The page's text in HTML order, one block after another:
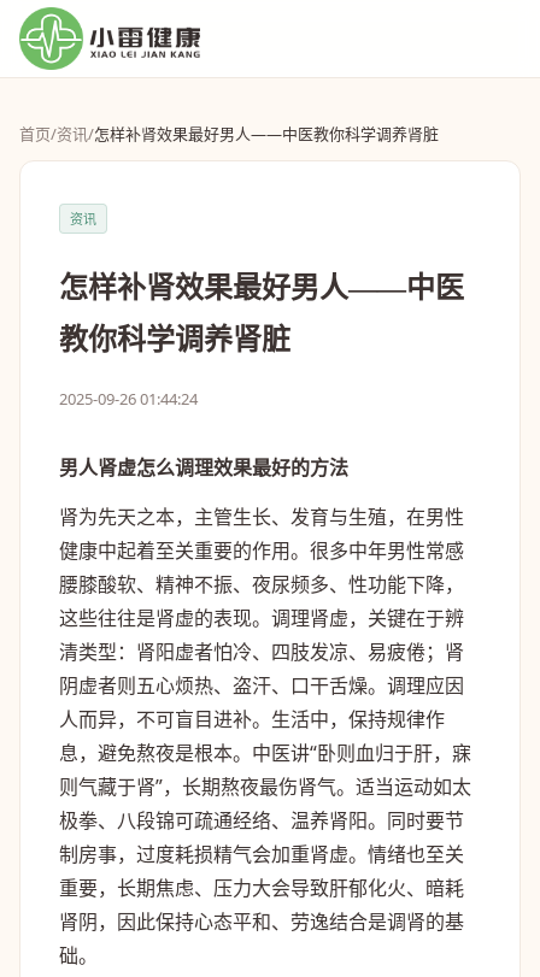
首页/资讯/怎样补肾效果最好男人——中医教你科学调养肾脏
资讯
怎样补肾效果最好男人——中医
教你科学调养肾脏
2025-09-26 01:44:24
男人肾虚怎么调理效果最好的方法
肾为先天之本，主管生长、发育与生殖，在男性
健康中起着至关重要的作用。很多中年男性常感
腰膝酸软、精神不振、夜尿频多、性功能下降，
这些往往是肾虚的表现。调理肾虚，关键在于辨
清类型：肾阳虚者怕冷、四肢发凉、易疲倦；肾
阴虚者则五心烦热、盗汗、口干舌燥。调理应因
人而异，不可盲目进补。生活中，保持规律作
息，避免熬夜是根本。中医讲“卧则血归于肝，寐
则气藏于肾”，长期熬夜最伤肾气。适当运动如太
极拳、八段锦可疏通经络、温养肾阳。同时要节
制房事，过度耗损精气会加重肾虚。情绪也至关
重要，长期焦虑、压力大会导致肝郁化火、暗耗
肾阴，因此保持心态平和、劳逸结合是调肾的基
础。